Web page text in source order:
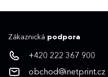
Zákaznická podpora
+420 222 367 900
obchod@inetprint.cz